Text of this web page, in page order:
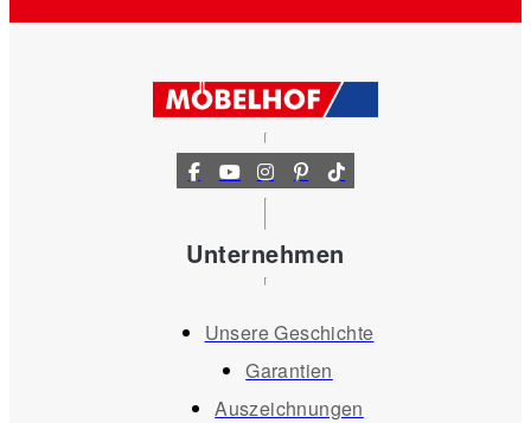
Unternehmen
Unsere Geschichte
Garantien
Auszeichnungen